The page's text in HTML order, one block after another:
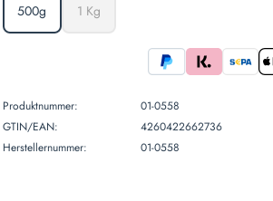
500g
(Diese Option ist zurzeit nicht verfügbar.)
1 Kg
(Diese Option ist zurzeit nicht verfügbar.)
Produktnummer:
01-0558
GTIN/EAN:
4260422662736
Herstellernummer:
01-0558